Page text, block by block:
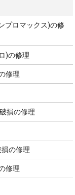
プロマックス)の修
)の修理
修理
損の修理
の修理
修理